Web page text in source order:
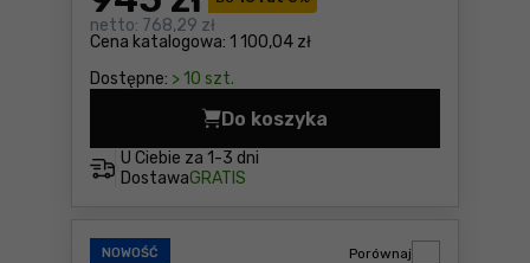
Cena katalogowa: 1 100,04 zł
netto: 768,29 zł
Dostępne: > 10 szt.
U Ciebie za 1-3 dni
DostawaGRATIS
Do koszyka
Odciąg do trocin Zipper ZI-
NOWOŚĆ Porównaj